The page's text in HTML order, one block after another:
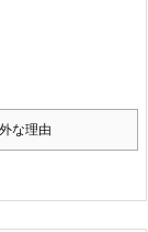
な理由